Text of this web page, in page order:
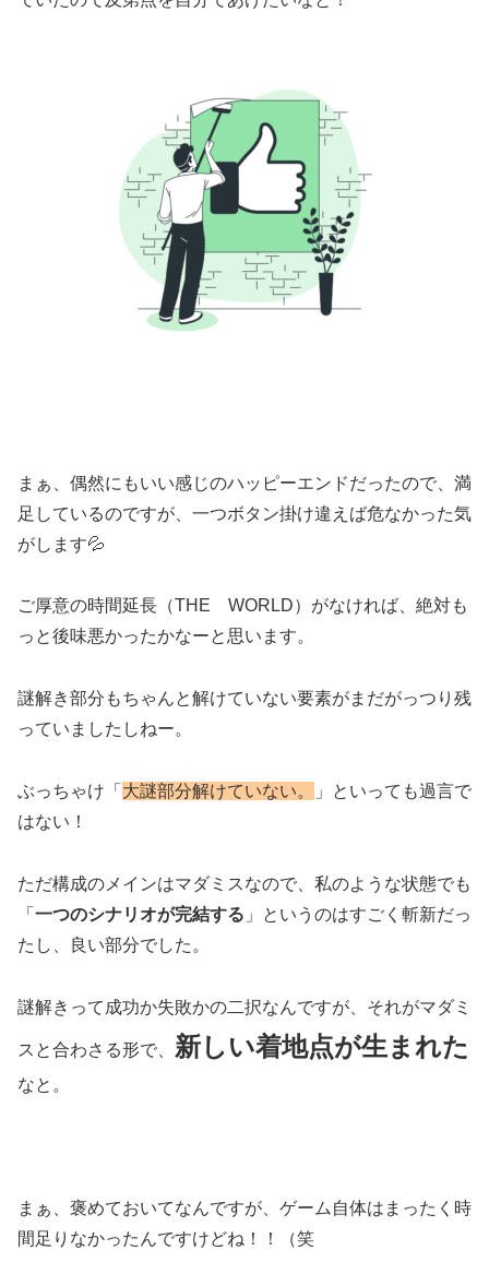
まぁ、偶然にもいい感じのハッピーエンドだったので、満
足しているのですが、一つボタン掛け違えば危なかった気
がします💦
ご厚意の時間延長（THE WORLD）がなければ、絶対も
っと後味悪かったかなーと思います。
謎解き部分もちゃんと解けていない要素がまだがっつり残
っていましたしねー。
ぶっちゃけ「 大謎部分解けていない。
」といっても過言で
はない！
ただ構成のメインはマダミスなので、私のような状態でも
「 一つのシナリオが完結する 」というのはすごく斬新だっ
たし、良い部分でした。
謎解きって成功か失敗かの二択なんですが、それがマダミ
スと合わさる形で、 新しい着地点が生まれた
なと。
まぁ、褒めておいてなんですが、ゲーム自体はまったく時
間足りなかったんですけどね！！（笑